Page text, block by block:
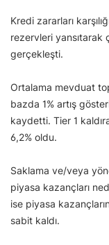
Kredi zararları
rezervleri yansıtarak
gerçekleşti.
Ortalama mevduat
bazda 1% artış
kaydetti. Tier 1
6,2% oldu.
Saklama ve/veya
piyasa kazançları
ise piyasa
sabit kaldı.